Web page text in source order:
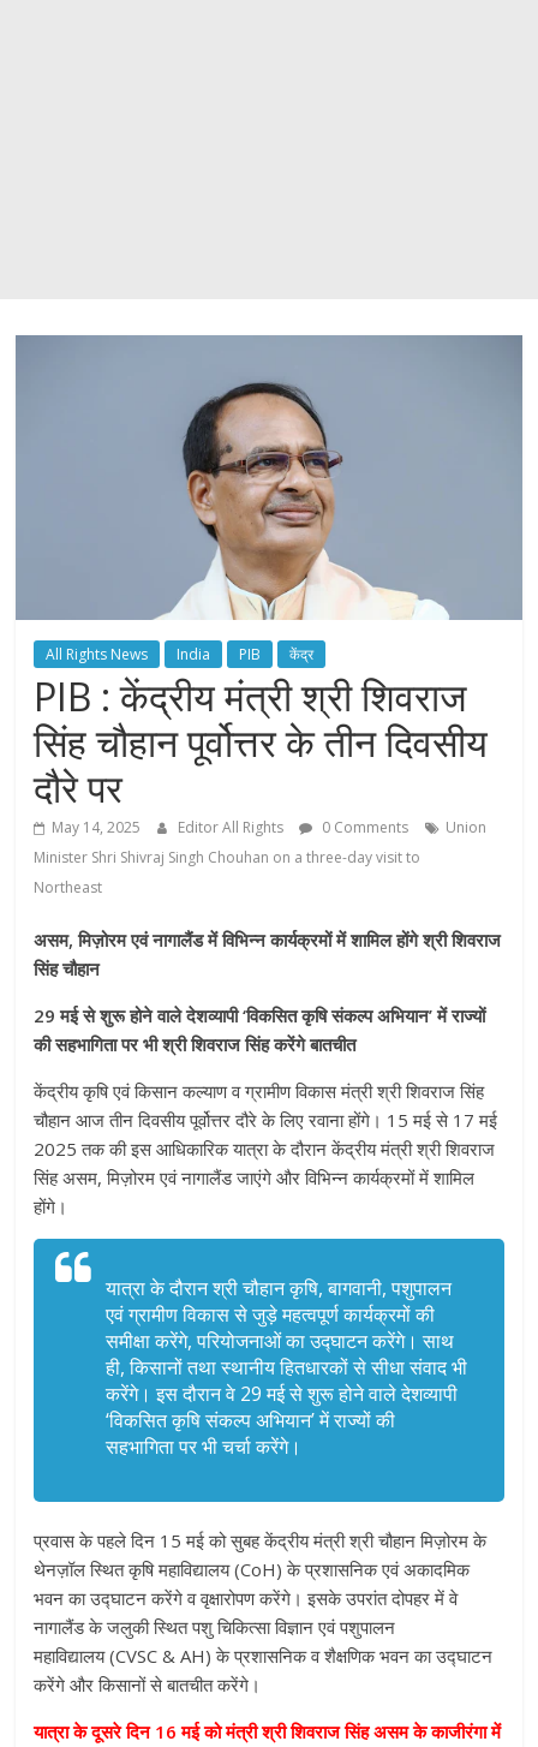
All Rights News India PIB केंद्र
PIB : केंद्रीय मंत्री श्री शिवराज
सिंह चौहान पूर्वोत्तर के तीन दिवसीय
दौरे पर
May 14, 2025 Editor All Rights 0 Comments
Union
Minister Shri Shivraj Singh Chouhan on a three-day visit to
Northeast
असम, मिज़ोरम एवं नागालैंड में विभिन्न कार्यक्रमों में शामिल होंगे श्री शिवराज
सिंह चौहान
29 मई से शुरू होने वाले देशव्यापी ‘विकसित कृषि संकल्प अभियान’ में राज्यों
की सहभागिता पर भी श्री शिवराज सिंह करेंगे बातचीत
केंद्रीय कृषि एवं किसान कल्याण व ग्रामीण विकास मंत्री श्री शिवराज सिंह
चौहान आज तीन दिवसीय पूर्वोत्तर दौरे के लिए रवाना होंगे। 15 मई से 17 मई
2025 तक की इस आधिकारिक यात्रा के दौरान केंद्रीय मंत्री श्री शिवराज
सिंह असम, मिज़ोरम एवं नागालैंड जाएंगे और विभिन्न कार्यक्रमों में शामिल
होंगे।
यात्रा के दौरान श्री चौहान कृषि, बागवानी, पशुपालन
एवं ग्रामीण विकास से जुड़े महत्वपूर्ण कार्यक्रमों की
समीक्षा करेंगे, परियोजनाओं का उद्घाटन करेंगे। साथ
ही, किसानों तथा स्थानीय हितधारकों से सीधा संवाद भी
करेंगे। इस दौरान वे 29 मई से शुरू होने वाले देशव्यापी
‘विकसित कृषि संकल्प अभियान’ में राज्यों की
सहभागिता पर भी चर्चा करेंगे।
प्रवास के पहले दिन 15 मई को सुबह केंद्रीय मंत्री श्री चौहान मिज़ोरम के
थेनज़ॉल स्थित कृषि महाविद्यालय (CoH) के प्रशासनिक एवं अकादमिक
भवन का उद्घाटन करेंगे व वृक्षारोपण करेंगे। इसके उपरांत दोपहर में वे
नागालैंड के जलुकी स्थित पशु चिकित्सा विज्ञान एवं पशुपालन
महाविद्यालय (CVSC & AH) के प्रशासनिक व शैक्षणिक भवन का उद्घाटन
करेंगे और किसानों से बातचीत करेंगे।
यात्रा के दूसरे दिन 16 मई को मंत्री श्री शिवराज सिंह असम के काजीरंगा में